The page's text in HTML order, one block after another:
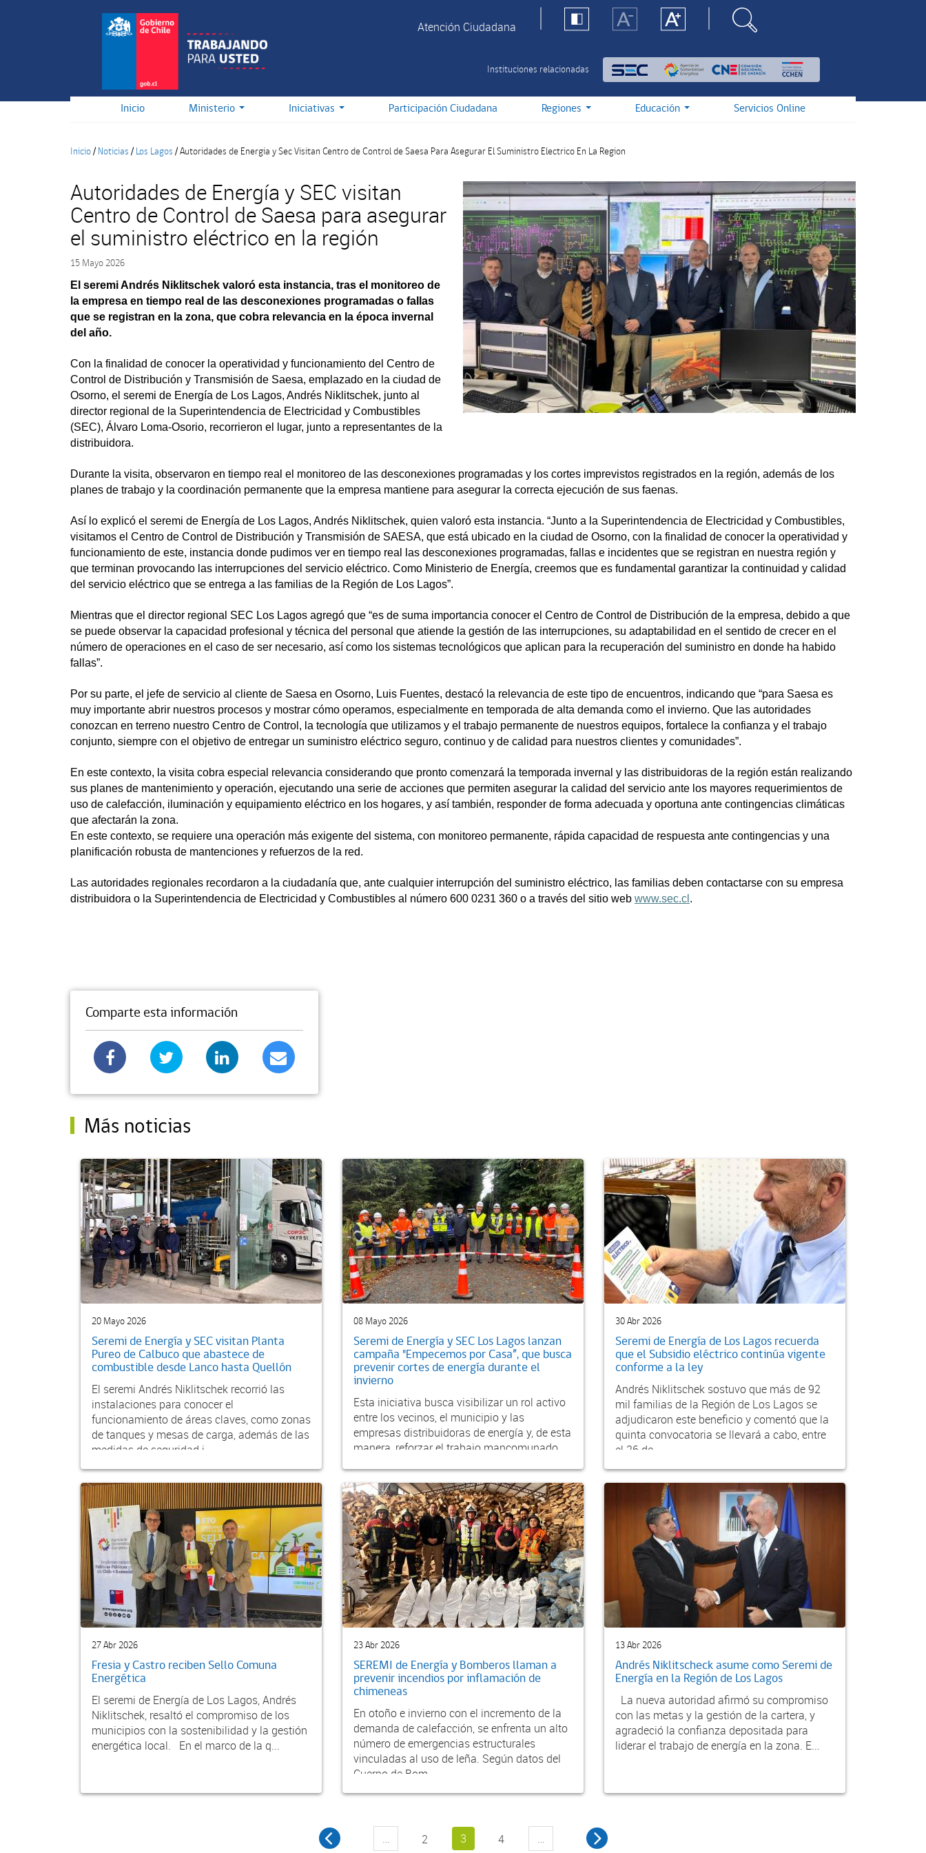
Atención Ciudadana
Instituciones relacionadas
Inicio Ministerio Iniciativas Participación Ciudadana Regiones Educación Servicios Online
Inicio/ Noticias / Los Lagos /Autoridades de Energia y Sec Visitan Centro de Control de Saesa Para Asegurar El Suministro Electrico En La Region
Autoridades de Energía y SEC visitan
Centro de Control de Saesa para asegurar
el suministro eléctrico en la región
15 Mayo 2026
El seremi Andrés Niklitschek valoró esta instancia, tras el monitoreo de
la empresa en tiempo real de las desconexiones programadas o fallas
que se registran en la zona, que cobra relevancia en la época invernal
del año.
Con la finalidad de conocer la operatividad y funcionamiento del Centro de
Control de Distribución y Transmisión de Saesa, emplazado en la ciudad de
Osorno, el seremi de Energía de Los Lagos, Andrés Niklitschek, junto al
director regional de la Superintendencia de Electricidad y Combustibles
(SEC), Álvaro Loma-Osorio, recorrieron el lugar, junto a representantes de la
distribuidora.
Durante la visita, observaron en tiempo real el monitoreo de las desconexiones programadas y los cortes imprevistos registrados en la región, además de los
planes de trabajo y la coordinación permanente que la empresa mantiene para asegurar la correcta ejecución de sus faenas.
Así lo explicó el seremi de Energía de Los Lagos, Andrés Niklitschek, quien valoró esta instancia. “Junto a la Superintendencia de Electricidad y Combustibles,
visitamos el Centro de Control de Distribución y Transmisión de SAESA, que está ubicado en la ciudad de Osorno, con la finalidad de conocer la operatividad y
funcionamiento de este, instancia donde pudimos ver en tiempo real las desconexiones programadas, fallas e incidentes que se registran en nuestra región y
que terminan provocando las interrupciones del servicio eléctrico. Como Ministerio de Energía, creemos que es fundamental garantizar la continuidad y calidad
del servicio eléctrico que se entrega a las familias de la Región de Los Lagos”.
Mientras que el director regional SEC Los Lagos agregó que “es de suma importancia conocer el Centro de Control de Distribución de la empresa, debido a que
se puede observar la capacidad profesional y técnica del personal que atiende la gestión de las interrupciones, su adaptabilidad en el sentido de crecer en el
número de operaciones en el caso de ser necesario, así como los sistemas tecnológicos que aplican para la recuperación del suministro en donde ha habido
fallas”.
Por su parte, el jefe de servicio al cliente de Saesa en Osorno, Luis Fuentes, destacó la relevancia de este tipo de encuentros, indicando que “para Saesa es
muy importante abrir nuestros procesos y mostrar cómo operamos, especialmente en temporada de alta demanda como el invierno. Que las autoridades
conozcan en terreno nuestro Centro de Control, la tecnología que utilizamos y el trabajo permanente de nuestros equipos, fortalece la confianza y el trabajo
conjunto, siempre con el objetivo de entregar un suministro eléctrico seguro, continuo y de calidad para nuestros clientes y comunidades”.
En este contexto, la visita cobra especial relevancia considerando que pronto comenzará la temporada invernal y las distribuidoras de la región están realizando
sus planes de mantenimiento y operación, ejecutando una serie de acciones que permiten asegurar la calidad del servicio ante los mayores requerimientos de
uso de calefacción, iluminación y equipamiento eléctrico en los hogares, y así también, responder de forma adecuada y oportuna ante contingencias climáticas
que afectarán la zona.
En este contexto, se requiere una operación más exigente del sistema, con monitoreo permanente, rápida capacidad de respuesta ante contingencias y una
planificación robusta de mantenciones y refuerzos de la red.
Las autoridades regionales recordaron a la ciudadanía que, ante cualquier interrupción del suministro eléctrico, las familias deben contactarse con su empresa
distribuidora o la Superintendencia de Electricidad y Combustibles al número 600 0231 360 o a través del sitio web www.sec.cl .
Comparte esta información
Más noticias
20 Mayo 2026
Seremi de Energía y SEC visitan Planta
Pureo de Calbuco que abastece de
combustible desde Lanco hasta Quellón
El seremi Andrés Niklitschek recorrió las
instalaciones para conocer el
funcionamiento de áreas claves, como zonas
de tanques y mesas de carga, además de las
medidas de seguridad i...
08 Mayo 2026
Seremi de Energía y SEC Los Lagos lanzan
campaña "Empecemos por Casa”, que busca
prevenir cortes de energía durante el
invierno
Esta iniciativa busca visibilizar un rol activo
entre los vecinos, el municipio y las
empresas distribuidoras de energía y, de esta
manera, reforzar el trabajo mancomunado
30 Abr 2026
Seremi de Energía de Los Lagos recuerda
que el Subsidio eléctrico continúa vigente
conforme a la ley
Andrés Niklitschek sostuvo que más de 92
mil familias de la Región de Los Lagos se
adjudicaron este beneficio y comentó que la
quinta convocatoria se llevará a cabo, entre
el 26 de...
27 Abr 2026
Fresia y Castro reciben Sello Comuna
Energética
El seremi de Energía de Los Lagos, Andrés
Niklitschek, resaltó el compromiso de los
municipios con la sostenibilidad y la gestión
energética local. En el marco de la q...
23 Abr 2026
SEREMI de Energía y Bomberos llaman a
prevenir incendios por inflamación de
chimeneas
En otoño e invierno con el incremento de la
demanda de calefacción, se enfrenta un alto
número de emergencias estructurales
vinculadas al uso de leña. Según datos del
Cuerpo de Bom...
13 Abr 2026
Andrés Niklitscheck asume como Seremi de
Energía en la Región de Los Lagos
La nueva autoridad afirmó su compromiso
con las metas y la gestión de la cartera, y
agradeció la confianza depositada para
liderar el trabajo de energía en la zona. E...
… 2 3 4 …